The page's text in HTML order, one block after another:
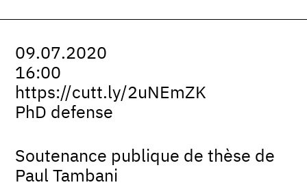
09.07.2020
16:00
https://cutt.ly/2uNEmZK
PhD defense
Soutenance publique de thèse de
Paul Tambani